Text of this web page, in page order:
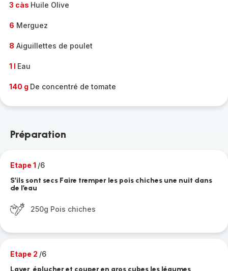
3 càs Huile Olive
6 Merguez
8 Aiguillettes de poulet
1 l Eau
140 g De concentré de tomate
Préparation
Etape 1 /6
S’ils sont secs Faire tremper les pois chiches une nuit dans
de l’eau
250g Pois chiches
Etape 2 /6
Laver, éplucher et couper en gros cubes les légumes